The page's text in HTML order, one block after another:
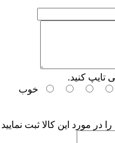
تایپ کنید.
خوب
مورد این کالا ثبت